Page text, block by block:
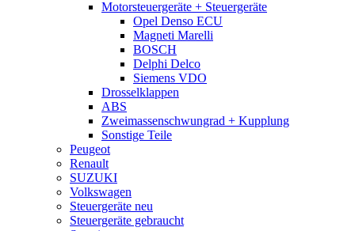
Motorsteuergeräte + Steuergeräte
Opel Denso ECU
Magneti Marelli
BOSCH
Delphi Delco
Siemens VDO
Drosselklappen
ABS
Zweimassenschwungrad + Kupplung
Sonstige Teile
Peugeot
Renault
SUZUKI
Volkswagen
Steuergeräte neu
Steuergeräte gebraucht